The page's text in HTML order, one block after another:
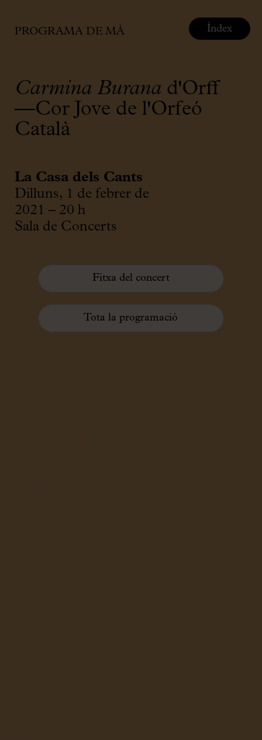
PROGRAMA DE MÀ
Carmina Burana d'Orff
—Cor Jove de l'Orfeó
Català
La Casa dels Cants
Dilluns, 1 de febrer de
2021 – 20 h
Sala de Concerts
Fitxa del concert
Tota la programació
Índex